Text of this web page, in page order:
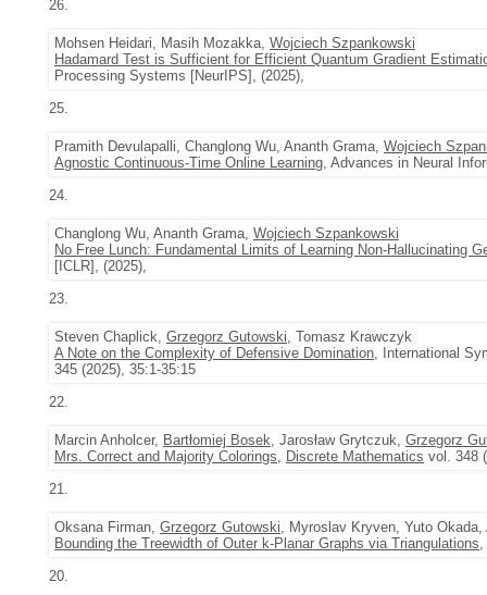
26.
Mohsen Heidari, Masih Mozakka, Wojciech Szpankowski
Hadamard Test is Sufficient for Efficient Quantum Gradient
Processing Systems [NeurIPS], (2025),
25.
Pramith Devulapalli, Changlong Wu, Ananth Grama, Wojciech
Agnostic Continuous-Time Online Learning, Advances in Neural
24.
Changlong Wu, Ananth Grama, Wojciech Szpankowski
No Free Lunch: Fundamental Limits of Learning Non-Hallucinating
[ICLR], (2025),
23.
Steven Chaplick, Grzegorz Gutowski, Tomasz Krawczyk
A Note on the Complexity of Defensive Domination, International
345 (2025), 35:1-35:15
22.
Marcin Anholcer, Bartłomiej Bosek, Jarosław Grytczuk, Grzegorz
Mrs. Correct and Majority Colorings, Discrete Mathematics vol. 348
21.
Oksana Firman, Grzegorz Gutowski, Myroslav Kryven, Yuto Okada,
Bounding the Treewidth of Outer k-Planar Graphs via Triangulations,
20.